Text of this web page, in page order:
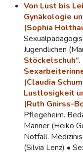
Von Lust bis
Gynäkologie
(Sophia
Jugendlichen
(Claudia
Lustlosigkeit
(Ruth Gnirss-
Pflegeheim.
Männer (Heiko
Notfall.
(Silvia Lenz) •